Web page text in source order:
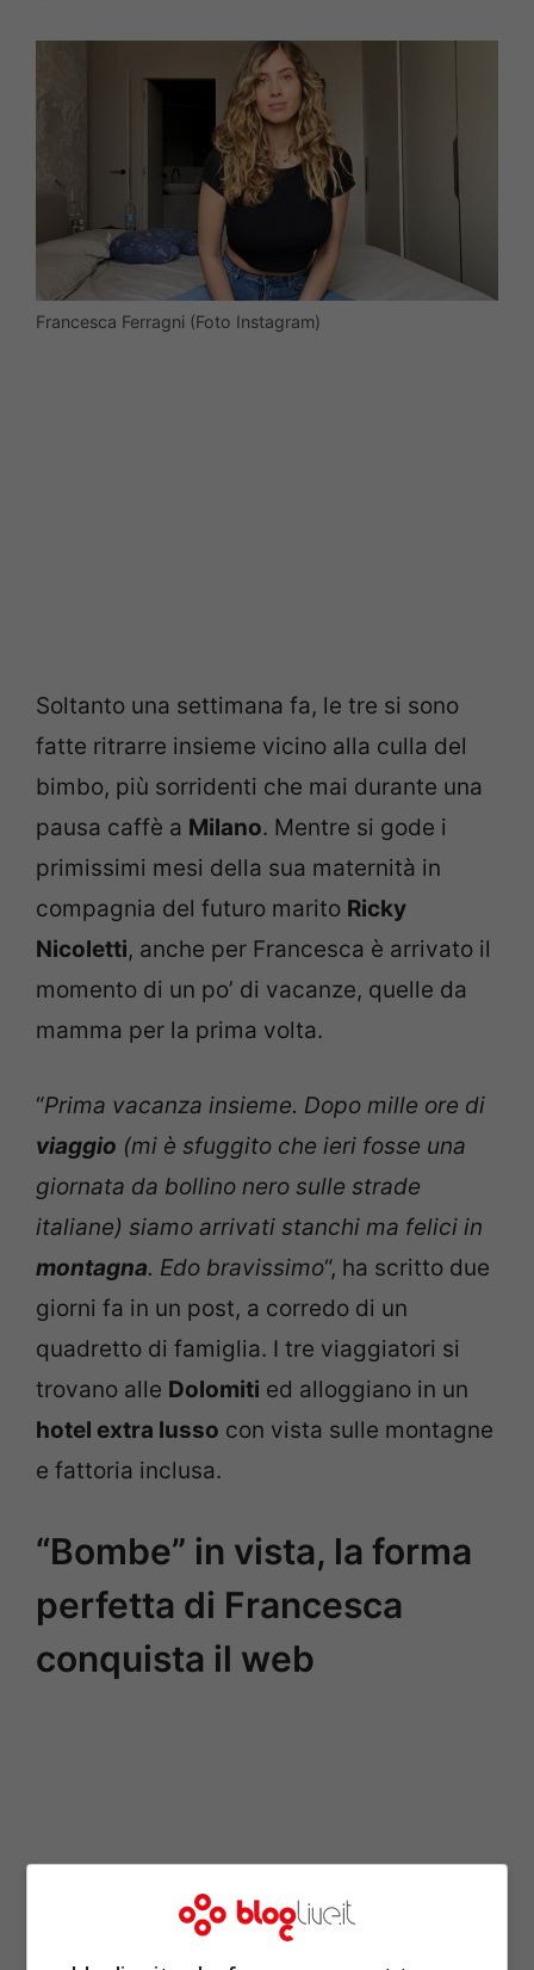
Francesca Ferragni (Foto Instagram)
Soltanto una settimana fa, le tre si sono
fatte ritrarre insieme vicino alla culla del
bimbo, più sorridenti che mai durante una
pausa caffè a Milano. Mentre si gode i
primissimi mesi della sua maternità in
compagnia del futuro marito Ricky
Nicoletti, anche per Francesca è arrivato il
momento di un po’ di vacanze, quelle da
mamma per la prima volta.
“Prima vacanza insieme. Dopo mille ore di
viaggio (mi è sfuggito che ieri fosse una
giornata da bollino nero sulle strade
italiane) siamo arrivati stanchi ma felici in
montagna. Edo bravissimo“, ha scritto due
giorni fa in un post, a corredo di un
quadretto di famiglia. I tre viaggiatori si
trovano alle Dolomiti ed alloggiano in un
hotel extra lusso con vista sulle montagne
e fattoria inclusa.
“Bombe” in vista, la forma
perfetta di Francesca
conquista il web